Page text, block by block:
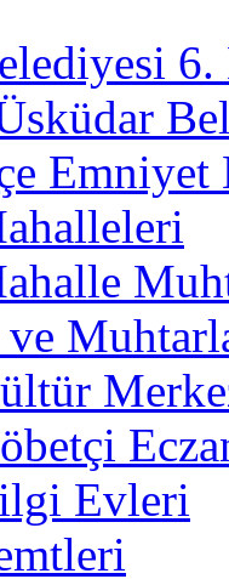
6.
Evleri